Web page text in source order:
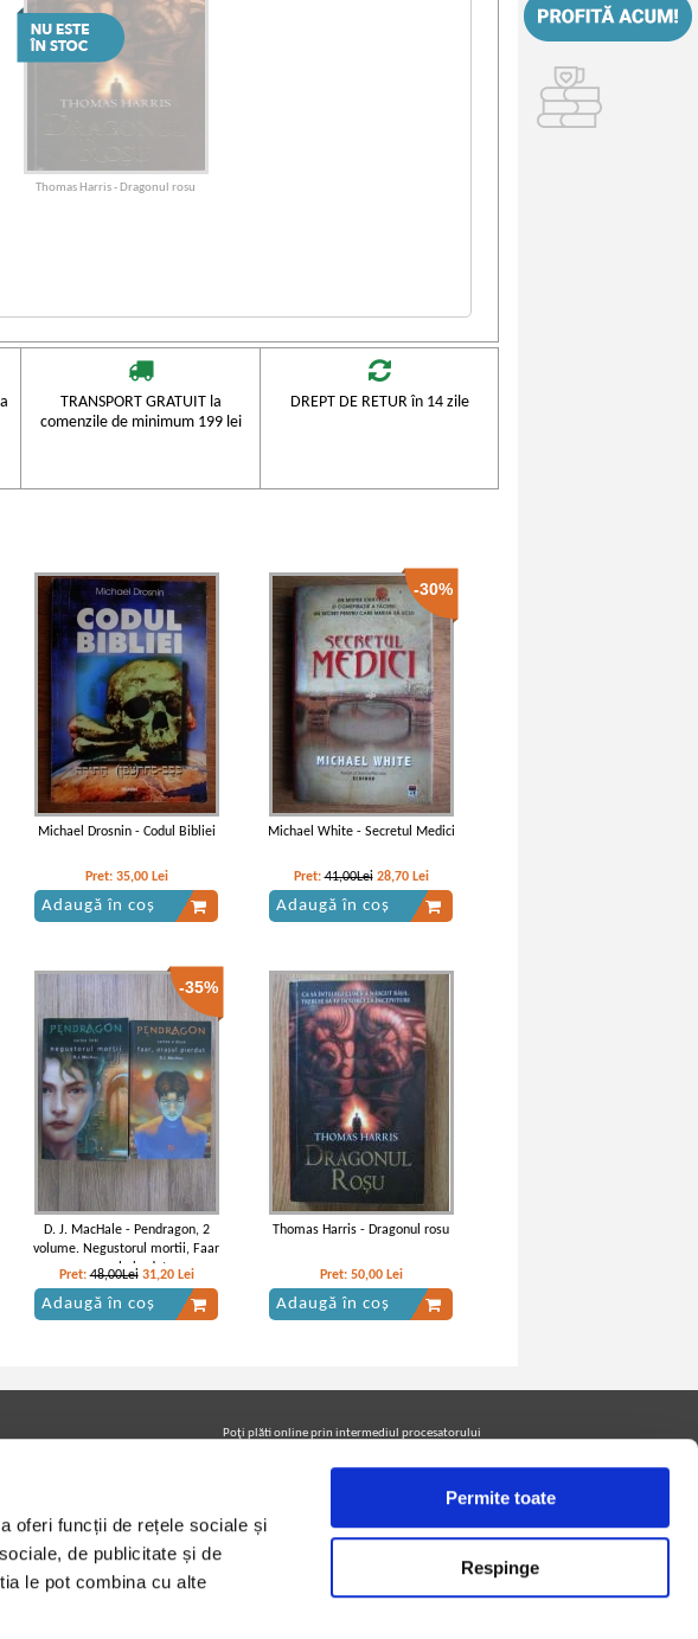
oferi funcții de rețele sociale și
de publicitate și de
le pot combina cu alte
Permite toate
Respinge
Thomas Harris - Dragonul rosu
TRANSPORT GRATUIT la
comenzile de minimum 199 lei
DREPT DE RETUR în 14 zile
Michael Drosnin - Codul Bibliei
Pret: 35,00 Lei
Adaugă în coș
-30%
Michael White - Secretul Medici
Pret:41,00Lei 28,70 Lei
Adaugă în coș
-35%
D. J. MacHale - Pendragon, 2
volume. Negustorul mortii, Faar
orasul pierdut
Pret:48,00Lei 31,20 Lei
Adaugă în coș
Thomas Harris - Dragonul rosu
Pret: 50,00 Lei
Adaugă în coș
si conditii
cookie-uri
Poţi plăti online prin intermediul procesatorului
Urmăreşte-ne pe facebook pentru a fi la curent cu